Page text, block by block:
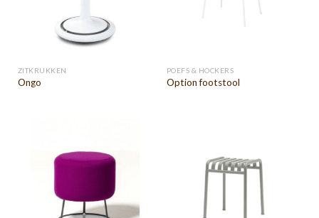
ZITKRUKKEN
Ongo
POEFS & HOCKERS
Option footstool